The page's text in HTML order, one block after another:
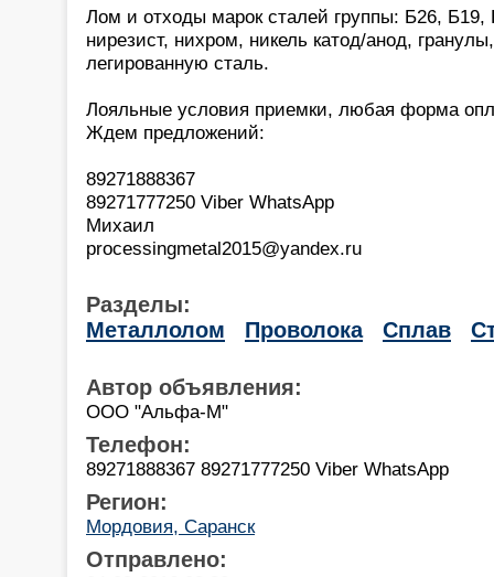
Лом и отходы марок сталей группы: Б26,
нирезист, нихром, никель катод/анод,
легированную сталь.
Лояльные условия приемки, любая форма
Ждем предложений:
89271888367
89271777250 Viber WhatsApp
Михаил
processingmetal2015@yandex.ru
Разделы:
Металлолом
Проволока Сплав
Автор объявления:
ООО "Альфа-М"
Телефон:
89271888367 89271777250 Viber WhatsApp
Регион:
Мордовия, Саранск
Отправлено: